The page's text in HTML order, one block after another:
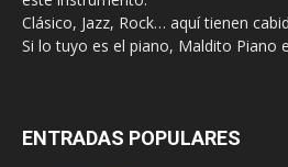
Clásico, Jazz, Rock… aquí tienen
Si lo tuyo es el piano, Maldito Piano
ENTRADAS POPULARES